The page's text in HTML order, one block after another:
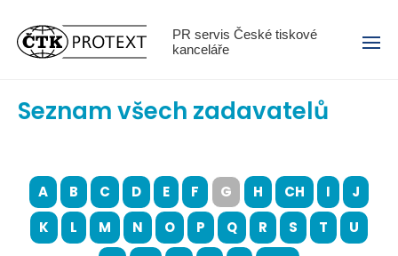
PR servis České tiskové
kanceláře
Menu
Seznam všech zadavatelů
A B C D E F G H CH I
J
K
L M N O P Q R S T
U